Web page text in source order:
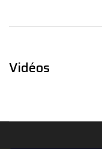
Vidéos